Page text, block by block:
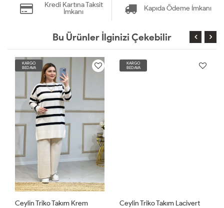
Kredi Kartına Taksit
İmkanı
Kapıda Ödeme İmkanı
Bu Ürünler İlginizi Çekebilir
KARGO
BEDAVA
Ceylin Triko Takım Krem
KARGO
BEDAVA
Ceylin Triko Takım Lacivert